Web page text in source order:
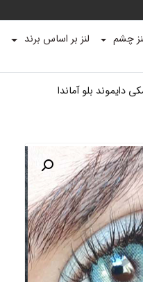
چشم لنز بر اساس برند
دایموند بلو آماندا